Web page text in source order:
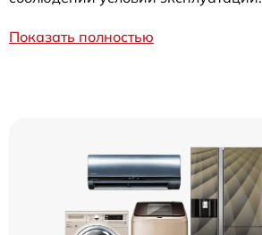
Показать полностью